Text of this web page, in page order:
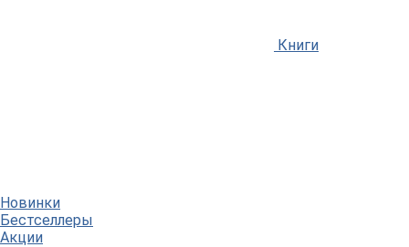
Книги
Новинки
Бестселлеры
Акции